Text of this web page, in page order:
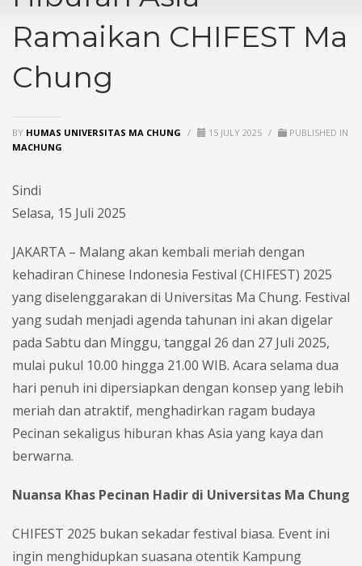
Ramaikan CHIFEST Ma
Chung
BY HUMAS UNIVERSITAS MA CHUNG / 15 JULY 2025 /
PUBLISHED IN
MACHUNG
Sindi
Selasa, 15 Juli 2025
JAKARTA – Malang akan kembali meriah dengan
kehadiran Chinese Indonesia Festival (CHIFEST) 2025
yang diselenggarakan di Universitas Ma Chung. Festival
yang sudah menjadi agenda tahunan ini akan digelar
pada Sabtu dan Minggu, tanggal 26 dan 27 Juli 2025,
mulai pukul 10.00 hingga 21.00 WIB. Acara selama dua
hari penuh ini dipersiapkan dengan konsep yang lebih
meriah dan atraktif, menghadirkan ragam budaya
Pecinan sekaligus hiburan khas Asia yang kaya dan
berwarna.
Nuansa Khas Pecinan Hadir di Universitas Ma Chung
CHIFEST 2025 bukan sekadar festival biasa. Event ini
ingin menghidupkan suasana otentik Kampung